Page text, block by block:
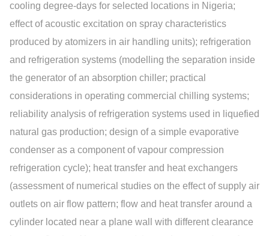
cooling degree-days for selected locations in Nigeria;
effect of acoustic excitation on spray characteristics
produced by atomizers in air handling units); refrigeration
and refrigeration systems (modelling the separation inside
the generator of an absorption chiller; practical
considerations in operating commercial chilling systems;
reliability analysis of refrigeration systems used in liquefied
natural gas production; design of a simple evaporative
condenser as a component of vapour compression
refrigeration cycle); heat transfer and heat exchangers
(assessment of numerical studies on the effect of supply air
outlets on air flow pattern; flow and heat transfer around a
cylinder located near a plane wall with different clearance